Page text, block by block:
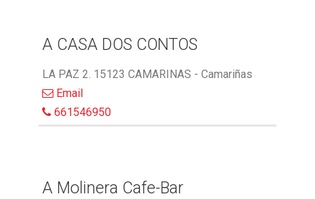
A CASA DOS CONTOS
LA PAZ 2. 15123 CAMARINAS - Camariñas
Email
661546950
A Molinera Cafe-Bar